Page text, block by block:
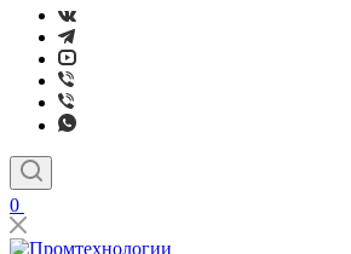
0